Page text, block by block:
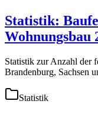
Statistik:
Wohnungsbau
Statistik zur Anzahl der
Brandenburg, Sachsen
Statistik